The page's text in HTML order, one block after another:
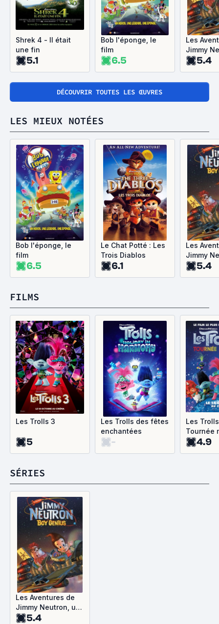
Shrek 4 - Il était
une fin
5.1
Bob l'éponge, le
film
6.5
Les
Jimmy
garçon
5.4
DÉCOUVRIR TOUTES LES ŒUVRES
LES MIEUX NOTÉES
Bob l'éponge, le
film
6.5
Le Chat Potté : Les
Trois Diablos
6.1
Les
Jimmy
garçon
5.4
FILMS
Les Trolls 3
5
Les Trolls des fêtes
enchantées
-
Les
Tournée
4.9
SÉRIES
Les Aventures de
Jimmy Neutron, un
garçon génial
5.4